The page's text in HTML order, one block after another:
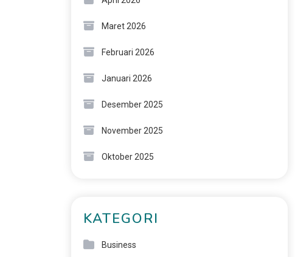
Maret 2026
Februari 2026
Januari 2026
Desember 2025
November 2025
Oktober 2025
KATEGORI
Business